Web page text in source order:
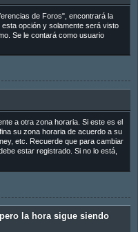
de Foros", encontrará la
esta opción y solamente será visto
Se le contará como usuario
a otra zona horaria. Si este es el
su zona horaria de acuerdo a su
etc. Recuerde que para cambiar
estar registrado. Si no lo está,
la hora sigue siendo